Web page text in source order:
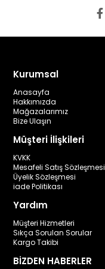
Kurumsal
Anasayfa
Hakkımızda
Mağazalarımız
Bize Ulaşın
Müşteri İlişkileri
KVKK
Mesafeli Satış Sözleşmesi
Üyelik Sözleşmesi
iade Politikası
Yardım
Müşteri Hizmetleri
Sıkça Sorulan Sorular
Kargo Takibi
BİZDEN HABERLER